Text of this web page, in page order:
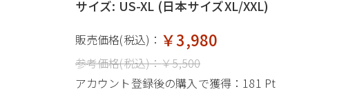
サイズ: US-XL (日本サイズXL/XXL)
販売価格(税込)： ￥3,980
参考価格(税込)：￥5,500
アカウント登録後の購入で獲得： 181 Pt